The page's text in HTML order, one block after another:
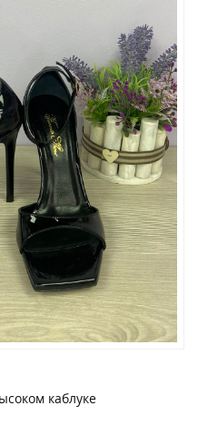
каблуке